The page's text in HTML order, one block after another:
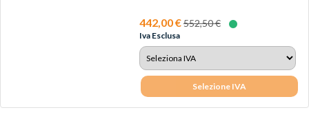
442,00 €552,50 €
Iva Esclusa
Selezione IVA